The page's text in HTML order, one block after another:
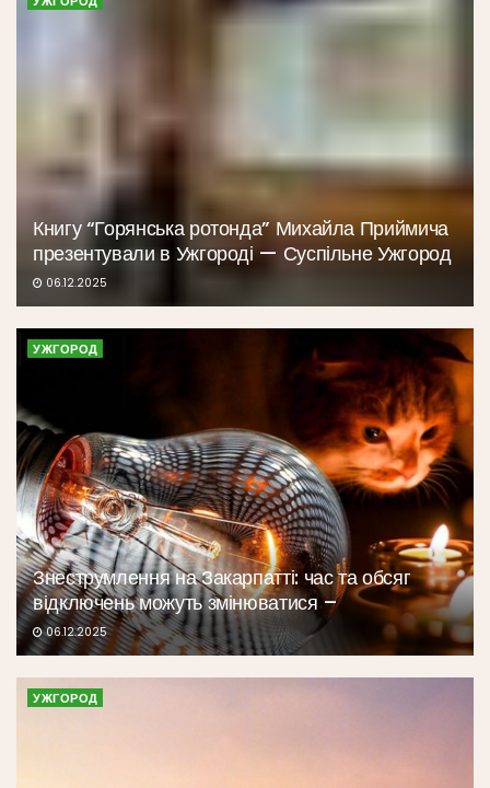
Книгу “Горянська ротонда” Михайла Приймича
презентували в Ужгороді — Суспільне Ужгород
06.12.2025
УЖГОРОД
Знеструмлення на Закарпатті: час та обсяг
відключень можуть змінюватися –
06.12.2025
УЖГОРОД